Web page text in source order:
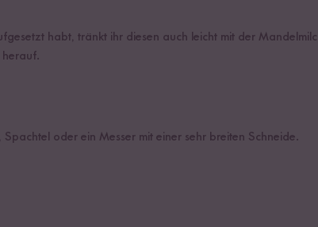
habt, tränkt ihr diesen auch leicht mit der
Spachtel oder ein Messer mit einer sehr breiten Schneide.